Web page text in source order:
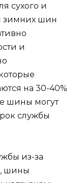
сухого и
зимних шин
и
на 30-40%
шины могут
службы
из-за
шины